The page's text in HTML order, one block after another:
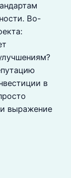
Во-
в
выражение